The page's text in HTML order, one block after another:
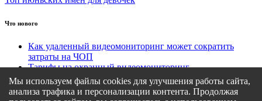
Что нового
Как удаленный видеомониторинг может сократить
затраты на ЧОП
Тарифы на охранный видеомониторинг
Этапы подключения удаленного видеомониторинга
Кому подходит удаленный видеомониторинг?
Какие задачи решает удаленный видеомониторинг
Мы используем файлы cookies для улучшения работы сайта,
анализа трафика и персонализации контента. Продолжая